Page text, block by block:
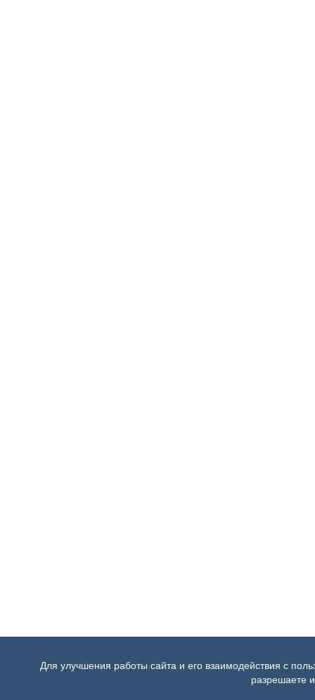
Для улучшения работы сайта и его взаимодействия с
разрешаете